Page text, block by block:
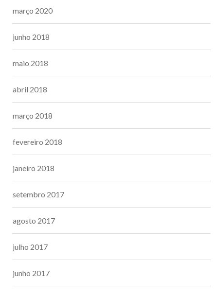
março 2020
junho 2018
maio 2018
abril 2018
março 2018
fevereiro 2018
janeiro 2018
setembro 2017
agosto 2017
julho 2017
junho 2017